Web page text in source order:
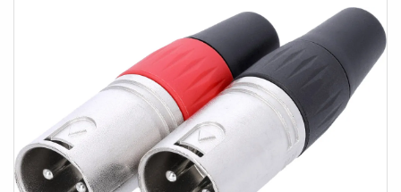
produit: Connecteurs, Type: Connecteurs XLR, Nombre de
points: 3, Sexe: femelle, Diamètre câble: 5 - 7 mm, Mode
de connexion: Contacts par soudure, Couleur: argent,
Longueur (mm): 70 mm, Diamètre: 18 mm, Poids: 0,062 kg